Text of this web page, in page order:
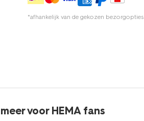
*afhankelijk van de gekozen bezorgopties
meer voor HEMA fans